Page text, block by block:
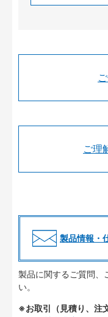
ご理
製品情報・
製品に関するご質問、
い。
※お取引（見積り、注